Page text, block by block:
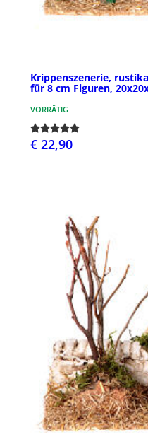
Krippenszenerie,
für 8 cm Figuren,
VORRÄTIG
€ 22,90